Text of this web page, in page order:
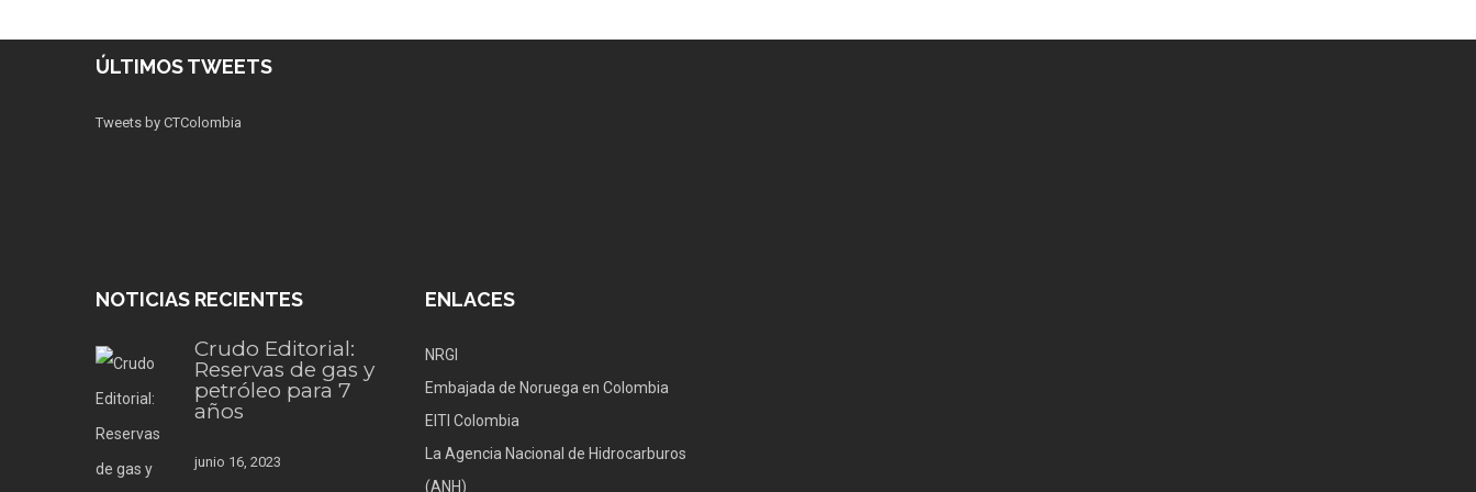
ÚLTIMOS TWEETS
Tweets by CTColombia
NOTICIAS RECIENTES
Crudo Editorial:
Reservas de gas y
petróleo para 7
años
junio 16, 2023
ENLACES
NRGI
Embajada de Noruega en Colombia
EITI Colombia
La Agencia Nacional de Hidrocarburos
(ANH)